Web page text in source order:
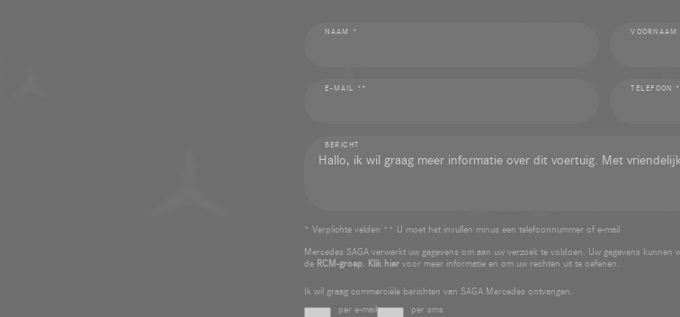
NAAM *
E-MAIL ** TELEFOON
BERICHT
* Verplichte velden ** U moet het invullen minus een telefoonnummer of e-mail
Mercedes SAGA verwerkt uw gegevens om aan uw verzoek te voldoen. Uw gegevens
de RCM-groep. Klik hiervoor meer informatie en om uw rechten uit te oefenen.
Ik wil graag commerciële berichten van SAGA Mercedes ontvangen.
per e-mail
per sms